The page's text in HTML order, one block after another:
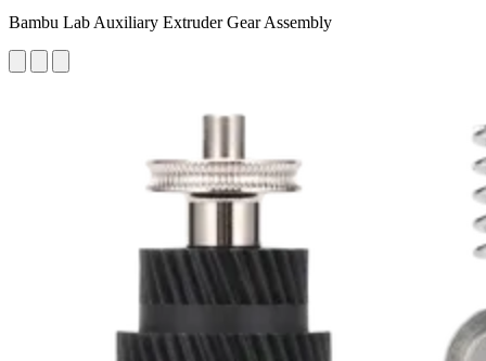
Bambu Lab Auxiliary Extruder Gear Assembly